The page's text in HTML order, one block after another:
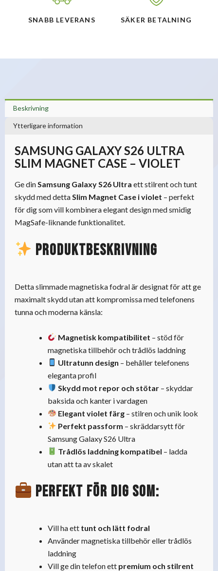
SNABB LEVERANS SÄKER BETALNING
Beskrivning
Ytterligare information
SAMSUNG GALAXY S26 ULTRA
SLIM MAGNET CASE – VIOLET
Ge dinSamsung Galaxy S26 Ultra ett stilrent och tunt
skydd med dettaSlim Magnet Case i violet – perfekt
för dig som vill kombinera elegant design med smidig
MagSafe-liknande funktionalitet.
Produktbeskrivning
Detta slimmade magnetiska fodral är designat för att ge
maximalt skydd utan att kompromissa med telefonens
tunna och moderna känsla:
Magnetisk kompatibilitet – stöd för
magnetiska tillbehör och trådlös laddning
Ultratunn design – behåller telefonens
eleganta profil
Skydd mot repor och stötar – skyddar
baksida och kanter i vardagen
Elegant violet färg – stilren och unik look
Perfekt passform – skräddarsytt för
Samsung Galaxy S26 Ultra
Trådlös laddning kompatibel – ladda
utan att ta av skalet
Perfekt för dig som:
Vill ha ett tunt och lätt fodral
Använder magnetiska tillbehör eller trådlös
laddning
Vill ge din telefon ett premium och stilrent